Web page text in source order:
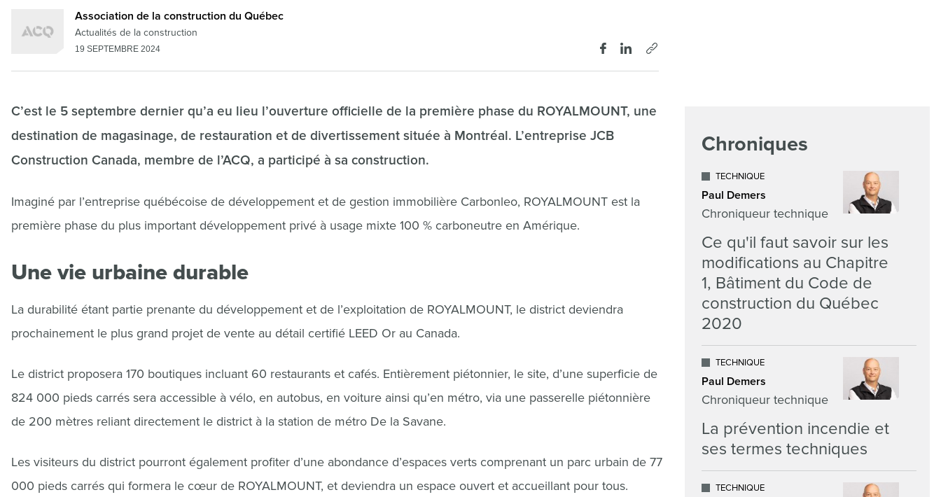
Association de la construction du Québec
Actualités de la construction
19 SEPTEMBRE 2024
C’est le 5 septembre dernier qu’a eu lieu l’ouverture officielle de la première phase du ROYALMOUNT, une
destination de magasinage, de restauration et de divertissement située à Montréal. L’entreprise JCB
Construction Canada, membre de l’ACQ, a participé à sa construction.
Imaginé par l’entreprise québécoise de développement et de gestion immobilière Carbonleo, ROYALMOUNT est la
première phase du plus important développement privé à usage mixte 100 % carboneutre en Amérique.
Une vie urbaine durable
La durabilité étant partie prenante du développement et de l’exploitation de ROYALMOUNT, le district deviendra
prochainement le plus grand projet de vente au détail certifié LEED Or au Canada.
Le district proposera 170 boutiques incluant 60 restaurants et cafés. Entièrement piétonnier, le site, d’une superficie de
824 000 pieds carrés sera accessible à vélo, en autobus, en voiture ainsi qu’en métro, via une passerelle piétonnière
de 200 mètres reliant directement le district à la station de métro De la Savane.
Les visiteurs du district pourront également profiter d’une abondance d’espaces verts comprenant un parc urbain de 77
000 pieds carrés qui formera le cœur de ROYALMOUNT, et deviendra un espace ouvert et accueillant pour tous.
Chroniques
TECHNIQUE
Paul Demers
Chroniqueur technique
Ce qu'il faut savoir sur les
modifications au Chapitre
1, Bâtiment du Code de
construction du Québec
2020
TECHNIQUE
Paul Demers
Chroniqueur technique
La prévention incendie et
ses termes techniques
TECHNIQUE